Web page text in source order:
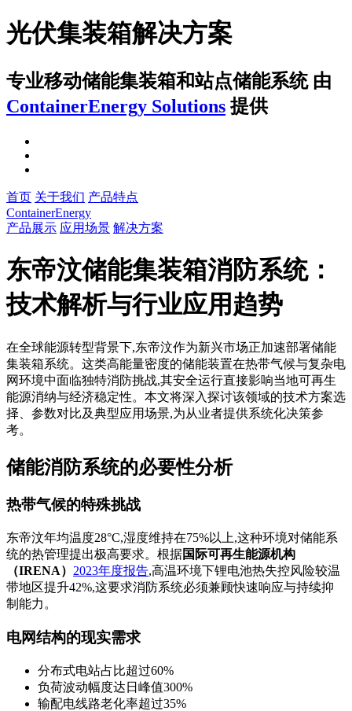
光伏集装箱解决方案
专业移动储能集装箱和站点储能系统 由
ContainerEnergy Solutions 提供
首页 关于我们 产品特点
ContainerEnergy
产品展示 应用场景 解决方案
东帝汶储能集装箱消防系统：
技术解析与行业应用趋势
在全球能源转型背景下,东帝汶作为新兴市场正加速部署储能
集装箱系统。这类高能量密度的储能装置在热带气候与复杂电
网环境中面临独特消防挑战,其安全运行直接影响当地可再生
能源消纳与经济稳定性。本文将深入探讨该领域的技术方案选
择、参数对比及典型应用场景,为从业者提供系统化决策参
考。
储能消防系统的必要性分析
热带气候的特殊挑战
东帝汶年均温度28°C,湿度维持在75%以上,这种环境对储能系
统的热管理提出极高要求。根据国际可再生能源机构
（IRENA） 2023年度报告,高温环境下锂电池热失控风险较温
带地区提升42%,这要求消防系统必须兼顾快速响应与持续抑
制能力。
电网结构的现实需求
分布式电站占比超过60%
负荷波动幅度达日峰值300%
输配电线路老化率超过35%